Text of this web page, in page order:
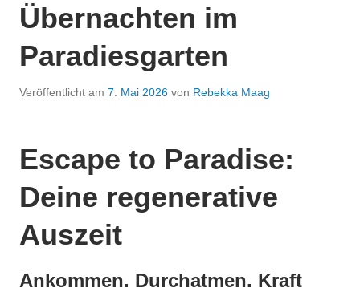
Übernachten im
Paradiesgarten
Veröffentlicht am 7. Mai 2026 von Rebekka Maag
Escape to Paradise:
Deine regenerative
Auszeit
Ankommen. Durchatmen. Kraft